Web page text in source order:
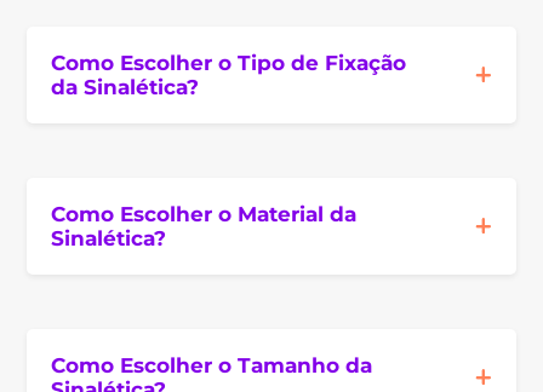
Como Escolher o Tipo de Fixação
da Sinalética?
Como Escolher o Material da
Sinalética?
Como Escolher o Tamanho da